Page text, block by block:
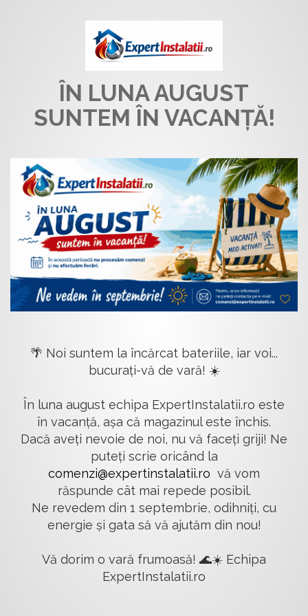
ÎN LUNA AUGUST
SUNTEM ÎN VACANȚĂ!
🌴 Noi suntem la încărcat bateriile, iar voi...
bucurați-vă de vară! ☀️
În luna august echipa ExpertInstalatii.ro este
în vacanță, așa că magazinul este închis.
Dacă aveți nevoie de noi, nu vă faceți griji! Ne
puteți scrie oricând la
comenzi@expertinstalatii.ro vă vom
răspunde cât mai repede posibil.
Ne revedem din 1 septembrie, odihniți, cu
energie și gata să vă ajutăm din nou!
Vă dorim o vară frumoasă! 🌊☀️ Echipa
ExpertInstalatii.ro